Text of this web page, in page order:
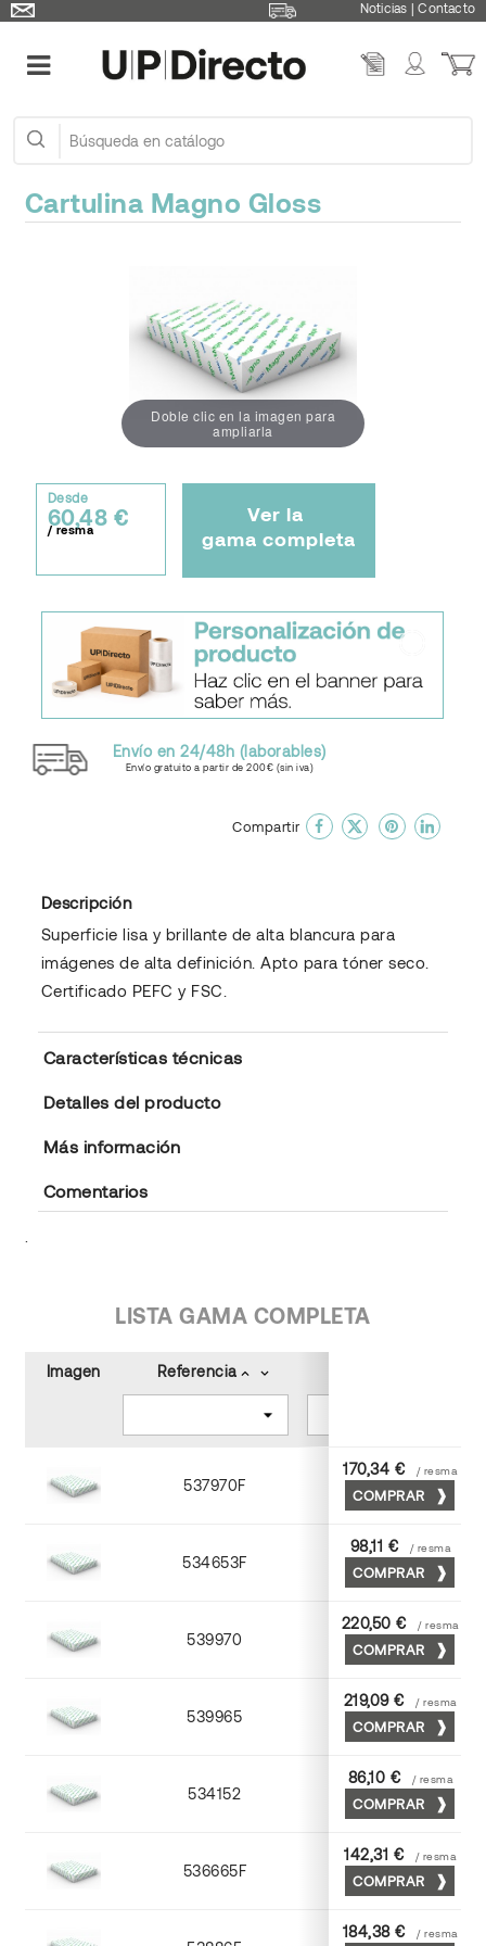
Noticias |Contacto
Cartulina Magno Gloss
Doble clic en la imagen para
ampliarla
Desde
60,48 €
/ resma
Ver la
gama completa
Envío en 24/48h (laborables)
Envío gratuito a partir de 200€ (sin iva)
Compartir
Descripción
Superficie lisa y brillante de alta blancura para
imágenes de alta definición. Apto para tóner seco.
Certificado PEFC y FSC.
Características técnicas
Detalles del producto
Más información
Comentarios
LISTA GAMA COMPLETA
Imagen Referencia keyboard_arrow_up keyboard_arrow_down
537970F 70 x 100
170,34 € / resma
COMPRAR
534653F 52 x 70
98,11 € / resma
COMPRAR
539970 70 x 100
220,50 € / resma
COMPRAR
539965 65 x 90
219,09 € / resma
COMPRAR
534152 52 x 70
86,10 € / resma
COMPRAR
536665F 65 x 90
142,31 € / resma
COMPRAR
184,38 € / resma